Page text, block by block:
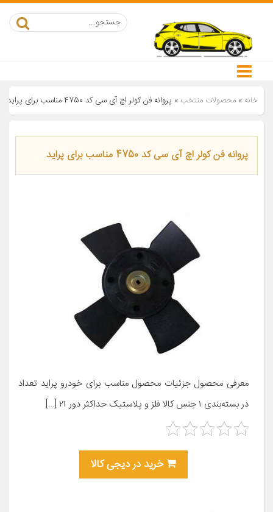
خانه » محصولات منتخب » پروانه فن کولر اچ آی سی کد 4750 مناسب برای پراید
پروانه فن کولر اچ آی سی کد 4750 مناسب برای پراید
معرفی محصول جزئیات محصول مناسب برای خودرو پراید تعداد
در بسته‌بندی ۱ جنس کالا فلز و پلاستیک حداکثر دور ۲۱ […]
خرید در دیجی کالا